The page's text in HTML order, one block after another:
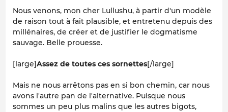
Nous venons, mon cher Lullushu, à partir d'un modèle
de raison tout à fait plausible, et entretenu depuis des
millénaires, de créer et de justifier le dogmatisme
sauvage. Belle prouesse.
[large]Assez de toutes ces sornettes[/large]
Mais ne nous arrêtons pas en si bon chemin, car nous
avons l'autre pan de l'alternative. Puisque nous
sommes un peu plus malins que les autres bigots,